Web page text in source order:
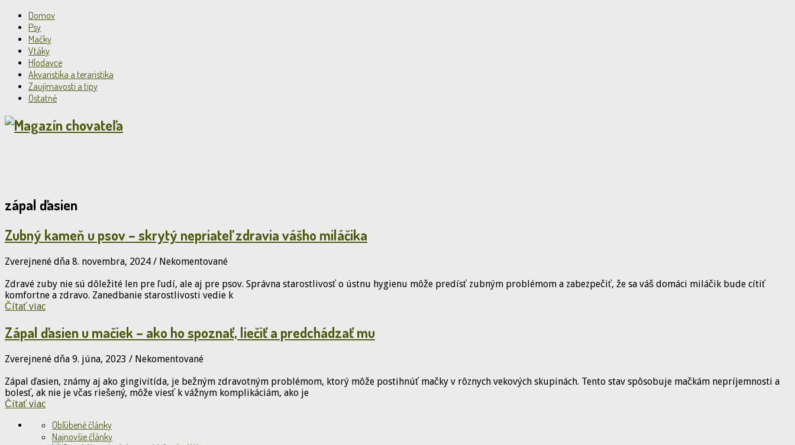
Domov
Psy
Mačky
Vtáky
Hlodavce
Akvaristika a teraristika
Zaujímavosti a tipy
Ostatné
zápal ďasien
Zubný kameň u psov – skrytý nepriateľ zdravia vášho miláčika
Zverejnené dňa 8. novembra, 2024 / Nekomentované
Zdravé zuby nie sú dôležité len pre ľudí, ale aj pre psov. Správna starostlivosť o ústnu hygienu môže predísť zubným problémom a zabezpečiť, že sa váš domáci miláčik bude cítiť
komfortne a zdravo. Zanedbanie starostlivosti vedie k
Čítať viac
Zápal ďasien u mačiek – ako ho spoznať, liečiť a predchádzať mu
Zverejnené dňa 9. júna, 2023 / Nekomentované
Zápal ďasien, známy aj ako gingivitída, je bežným zdravotným problémom, ktorý môže postihnúť mačky v rôznych vekových skupinách. Tento stav spôsobuje mačkám nepríjemnosti a
bolesť, ak nie je včas riešený, môže viesť k vážnym komplikáciám, ako je
Čítať viac
Obľúbené články
Najnovšie články